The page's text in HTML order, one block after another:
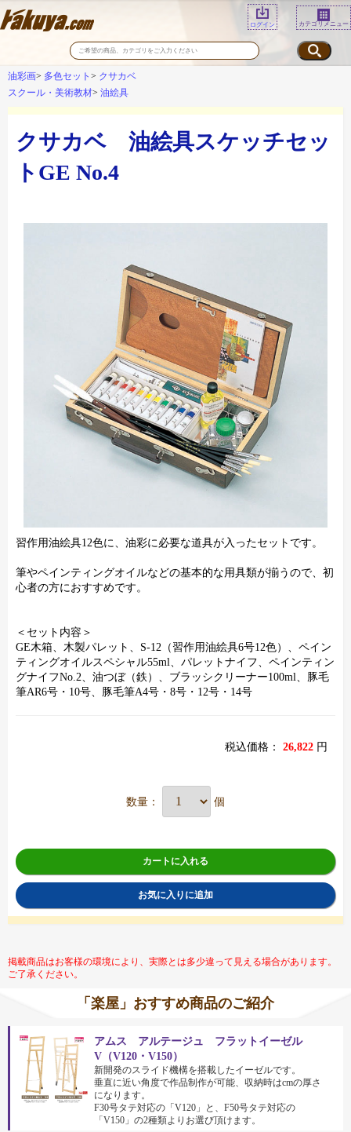
ログイン カテゴリメニュー
油彩画 多色セット
クサカベ
スクール・美術教材
油絵具
クサカベ 油絵具スケッチセッ
トGE No.4
習作用油絵具12色に、油彩に必要な道具が入ったセットです。
筆やペインティングオイルなどの基本的な用具類が揃うので、初
心者の方におすすめです。
＜セット内容＞
GE木箱、木製パレット、S-12（習作用油絵具6号12色）、ペイン
ティングオイルスペシャル55ml、パレットナイフ、ペインティン
グナイフNo.2、油つぼ（鉄）、ブラッシクリーナー100ml、豚毛
筆AR6号・10号、豚毛筆A4号・8号・12号・14号
税込価格： 26,822 円
数量： 個
カートに入れる
お気に入りに追加
掲載商品はお客様の環境により、実際とは多少違って見える場合があります。
ご了承ください。
「楽屋」おすすめ商品のご紹介
アムス アルテージュ フラットイーゼル
V（V120・V150）
新開発のスライド機構を搭載したイーゼルです。
垂直に近い角度で作品制作が可能、収納時はcmの厚さ
になります。
F30号タテ対応の「V120」と、F50号タテ対応の
「V150」の2種類よりお選び頂けます。